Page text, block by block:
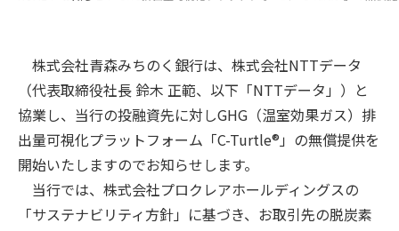
株式会社青森みちのく銀行は、株式会社NTTデータ
（代表取締役社長 鈴木 正範、以下「NTTデータ」）と
協業し、当行の投融資先に対しGHG（温室効果ガス）排
出量可視化プラットフォーム「C-Turtle®」の無償提供を
開始いたしますのでお知らせします。
当行では、株式会社プロクレアホールディングスの
「サステナビリティ方針」に基づき、お取引先の脱炭素